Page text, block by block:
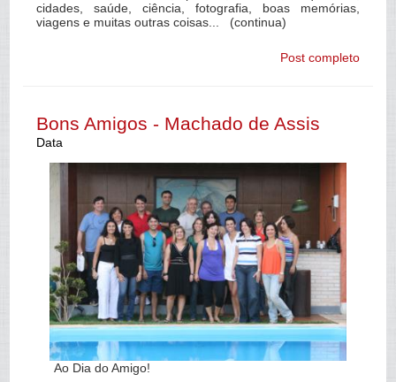
cidades, saúde, ciência, fotografia, boas memórias,
viagens e muitas outras coisas... (continua)
Post completo
Bons Amigos - Machado de Assis
Data
Ao Dia do Amigo!